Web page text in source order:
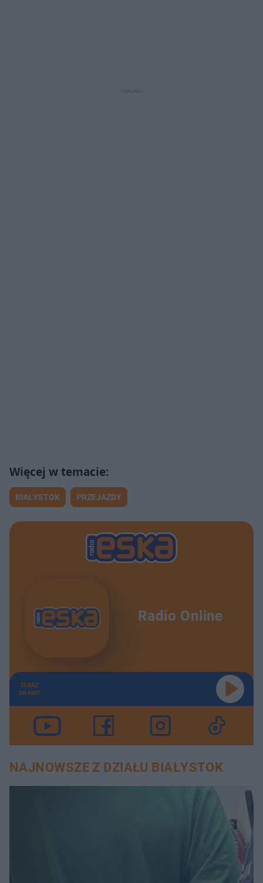
BIAŁYSTOK PRZEJAZDY
Radio Online
TERAZ
GRAMY
NAJNOWSZE Z DZIAŁU BIAŁYSTOK